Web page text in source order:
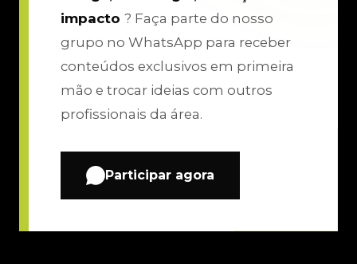
impacto ? Faça parte do nosso
grupo no WhatsApp para receber
conteúdos exclusivos em primeira
mão e trocar ideias com outros
profissionais da área.
Participar agora